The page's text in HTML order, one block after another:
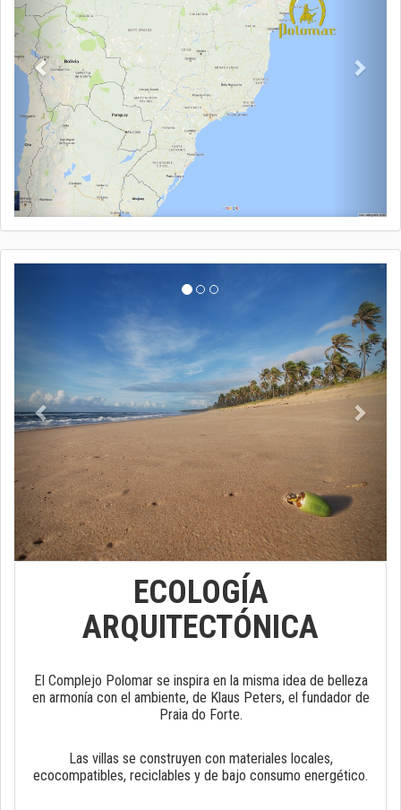
ECOLOGÍA
ARQUITECTÓNICA
El Complejo Polomar se inspira en la misma idea de belleza
en armonía con el ambiente, de Klaus Peters, el fundador de
Praia do Forte.
Las villas se construyen con materiales locales,
ecocompatibles, reciclables y de bajo consumo energético.